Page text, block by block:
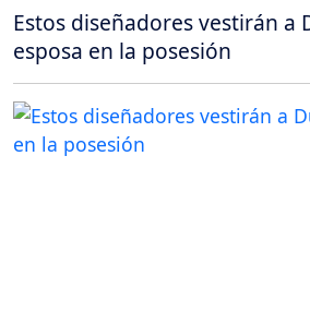
Estos diseñadores vestirán a
esposa en la posesión